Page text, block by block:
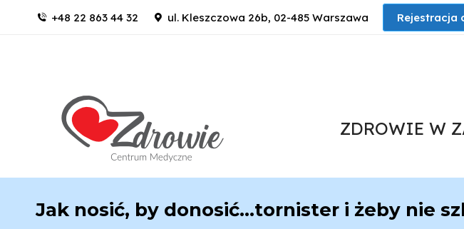
+48 22 863 44 32 ul. Kleszczowa 26b, 02-485 Warszawa Rejestracja
ZDROWIE W
Jak nosić, by donosić…tornister i żeby nie